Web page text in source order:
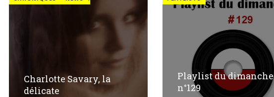
Charlotte Savary, la
délicate
Playlist du dimanche
n°129